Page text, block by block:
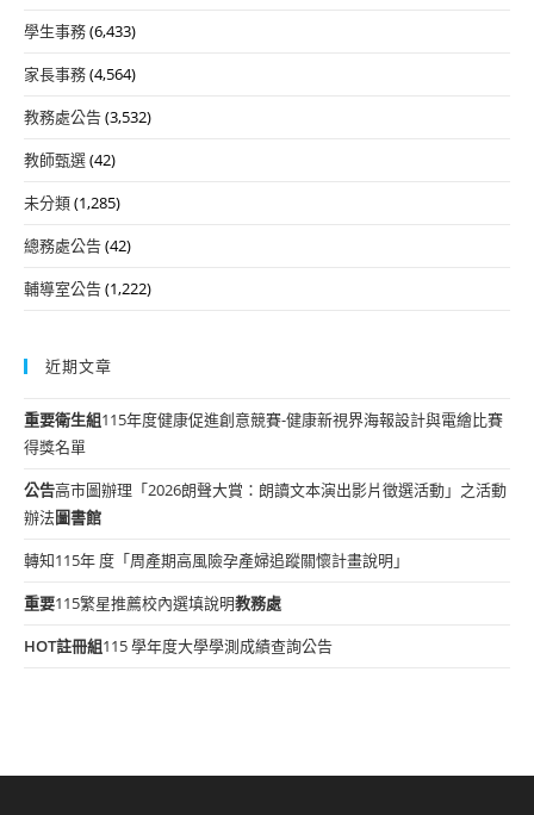
學生事務(6,433)
家長事務(4,564)
教務處公告(3,532)
教師甄選(42)
未分類(1,285)
總務處公告(42)
輔導室公告(1,222)
近期文章
重要衛生組115年度健康促進創意競賽-健康新視界海報設計與電繪比賽
得獎名單
公告高市圖辦理「2026朗聲大賞：朗讀文本演出影片徵選活動」之活動
辦法圖書館
轉知115年 度「周產期高風險孕產婦追蹤關懷計畫說明」
重要115繁星推薦校內選填說明教務處
HOT註冊組115 學年度大學學測成績查詢公告